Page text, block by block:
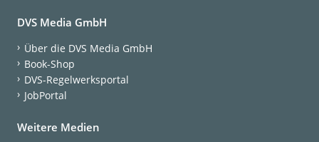
DVS Media GmbH
Über die DVS Media GmbH
Book-Shop
DVS-Regelwerksportal
JobPortal
Weitere Medien